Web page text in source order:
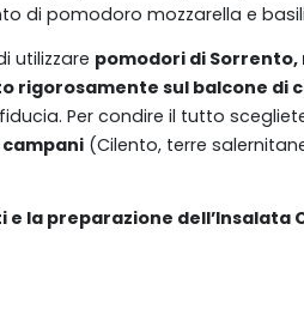
di pomodoro mozzarella e
utilizzare pomodori di Sorrento,
rigorosamente sul balcone di
Per condire il tutto
(Cilento, terre
la preparazione dell’Insalata